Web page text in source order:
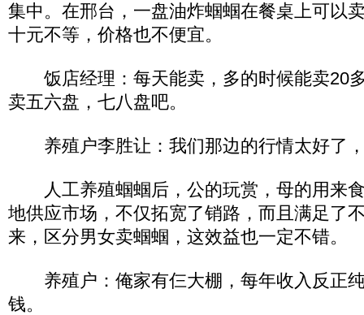
集中。在邢台，一盘油炸蝈蝈在餐桌上可以
十元不等，价格也不便宜。
饭店经理：每天能卖，多的时候能卖20
卖五六盘，七八盘吧。
养殖户李胜让：我们那边的行情太好了
人工养殖蝈蝈后，公的玩赏，母的用来
地供应市场，不仅拓宽了销路，而且满足了
来，区分男女卖蝈蝈，这效益也一定不错。
养殖户：俺家有仨大棚，每年收入反正
钱。